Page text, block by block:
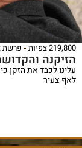
219,800 צפיות פרשת
הזיקנה
עלינו לכבד את הזקן
לאף צעיר